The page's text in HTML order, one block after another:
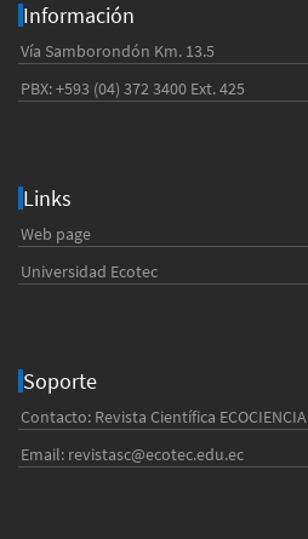
Información
Vía Samborondón Km. 13.5
PBX: +593 (04) 372 3400 Ext. 425
Links
Web page
Universidad Ecotec
Soporte
Contacto: Revista Científica ECOCIENCIA
Email: revistasc@ecotec.edu.ec